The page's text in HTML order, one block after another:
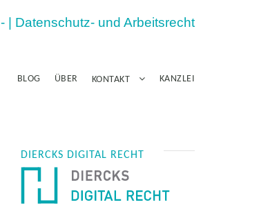
| Datenschutz- und Arbeitsrecht
BLOG ÜBER KONTAKT KANZLEI
DIERCKS DIGITAL RECHT